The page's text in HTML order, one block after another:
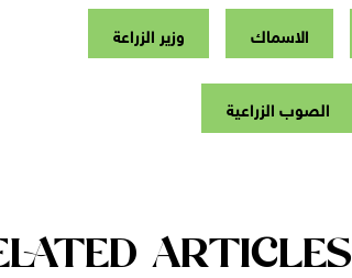
الاسماك وزير الزراعة
الصوب الزراعية
ARTICLES